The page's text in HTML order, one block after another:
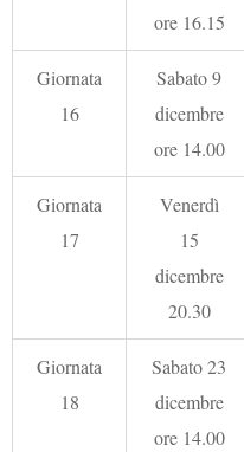
ore 16.15
Giornata
16
Sabato 9
dicembre
ore 14.00
Giornata
17
Venerdì
15
dicembre
20.30
Giornata
18
Sabato 23
dicembre
ore 14.00